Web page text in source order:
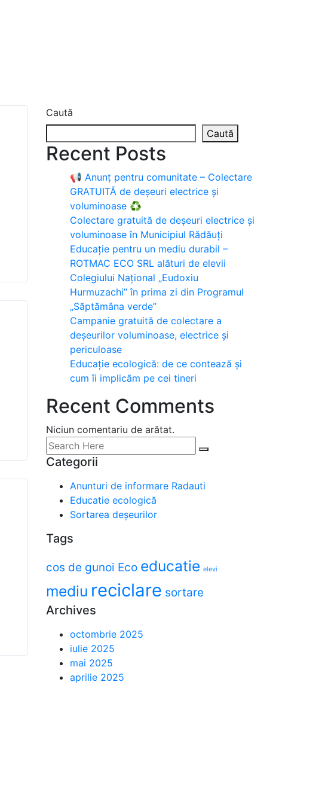
Caută
Caută
Recent Posts
📢 Anunț pentru comunitate – Colectare
GRATUITĂ de deșeuri electrice și
voluminoase ♻️
Colectare gratuită de deșeuri electrice și
voluminoase în Municipiul Rădăuți
Educație pentru un mediu durabil –
ROTMAC ECO SRL alături de elevii
Colegiului Național „Eudoxiu
Hurmuzachi” în prima zi din Programul
„Săptămâna verde”
Campanie gratuită de colectare a
deșeurilor voluminoase, electrice și
periculoase
Educație ecologică: de ce contează și
cum îi implicăm pe cei tineri
Recent Comments
Niciun comentariu de arătat.
Categorii
Anunturi de informare Radauti
Educatie ecologică
Sortarea deșeurilor
Tags
cos de gunoi Eco educatie elevi
mediu reciclare sortare
Archives
octombrie 2025
iulie 2025
mai 2025
aprilie 2025